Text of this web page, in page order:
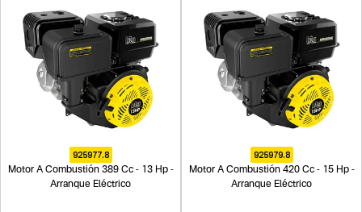
925977.8
Motor A Combustión 389 Cc - 13 Hp -
Arranque Eléctrico
925979.8
Motor A Combustión 420 Cc - 15 Hp -
Arranque Eléctrico